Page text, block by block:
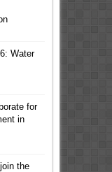
Water
for
in
the